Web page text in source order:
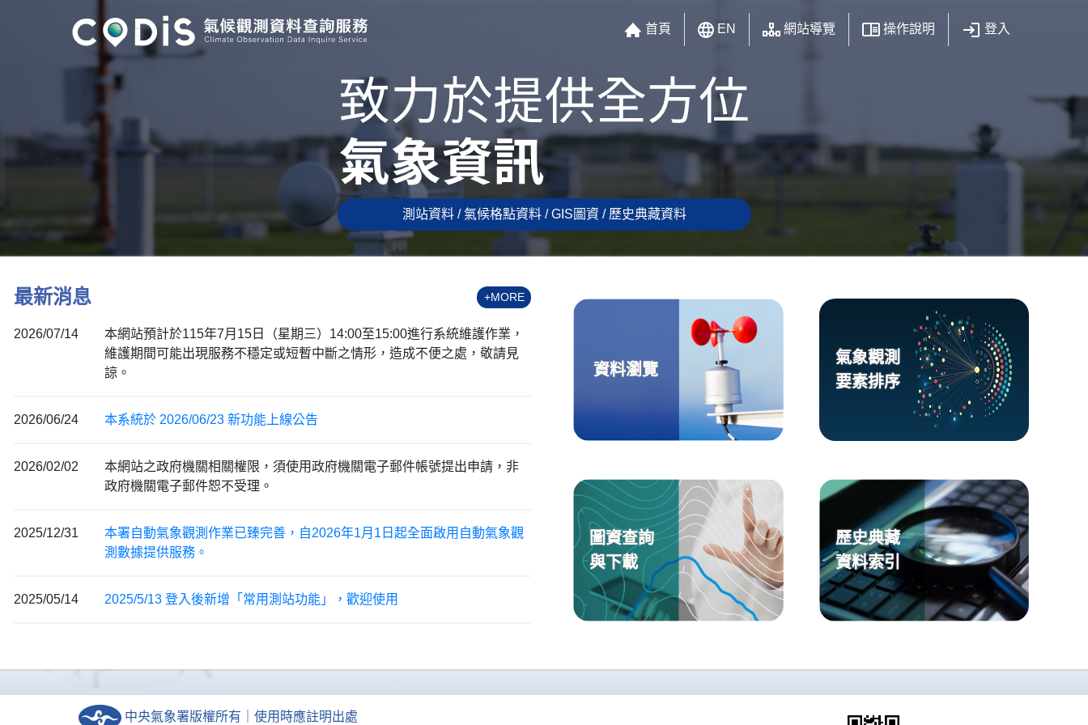
首頁 EN 網站導覽 操作說明 登入
測站資料 / 氣候格點資料 / GIS圖資 / 歷史典藏資料
最新消息 +MORE
2026/07/14
本網站預計於115年7月15日（星期三）14:00至15:00進行系統維護作業，
維護期間可能出現服務不穩定或短暫中斷之情形，造成不便之處，敬請見
諒。
2026/06/24 本系統於 2026/06/23 新功能上線公告
2026/02/02
本網站之政府機關相關權限，須使用政府機關電子郵件帳號提出申請，非
政府機關電子郵件恕不受理。
2025/12/31
本署自動氣象觀測作業已臻完善，自2026年1月1日起全面啟用自動氣象觀
測數據提供服務。
2025/05/14 2025/5/13 登入後新增「常用測站功能」，歡迎使用
資料瀏覽
氣象觀測
要素排序
圖資查詢
與下載
歷史典藏
資料索引
中央氣象署版權所有｜使用時應註明出處